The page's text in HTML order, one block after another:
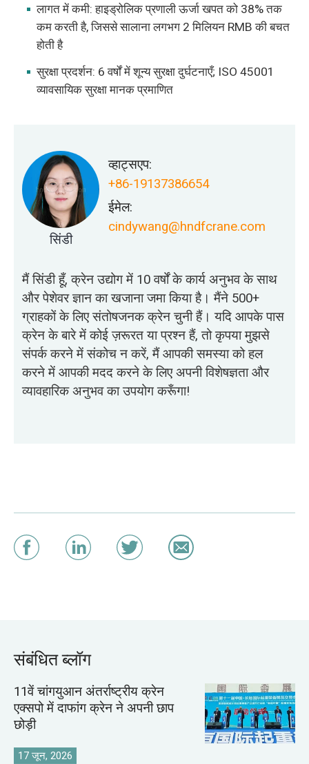
लागत में कमी: हाइड्रोलिक प्रणाली ऊर्जा खपत को 38% तक
कम करती है, जिससे सालाना लगभग 2 मिलियन RMB की बचत
होती है
सुरक्षा प्रदर्शन: 6 वर्षों में शून्य सुरक्षा दुर्घटनाएँ; ISO 45001
व्यावसायिक सुरक्षा मानक प्रमाणित
सिंडी
व्हाट्सएप:
+86-19137386654
ईमेल:
cindywang@hndfcrane.com
मैं सिंडी हूँ, क्रेन उद्योग में 10 वर्षों के कार्य अनुभव के साथ
और पेशेवर ज्ञान का खजाना जमा किया है। मैंने 500+
ग्राहकों के लिए संतोषजनक क्रेन चुनी हैं। यदि आपके पास
क्रेन के बारे में कोई ज़रूरत या प्रश्न हैं, तो कृपया मुझसे
संपर्क करने में संकोच न करें, मैं आपकी समस्या को हल
करने में आपकी मदद करने के लिए अपनी विशेषज्ञता और
व्यावहारिक अनुभव का उपयोग करूँगा!
संबंधित ब्लॉग
11वें चांगयुआन अंतर्राष्ट्रीय क्रेन
एक्सपो में दाफांग क्रेन ने अपनी छाप
छोड़ी
17 जून, 2026